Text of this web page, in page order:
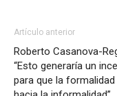
Artículo anterior
Roberto Casanova-
“Esto generaría un
para que la formalidad